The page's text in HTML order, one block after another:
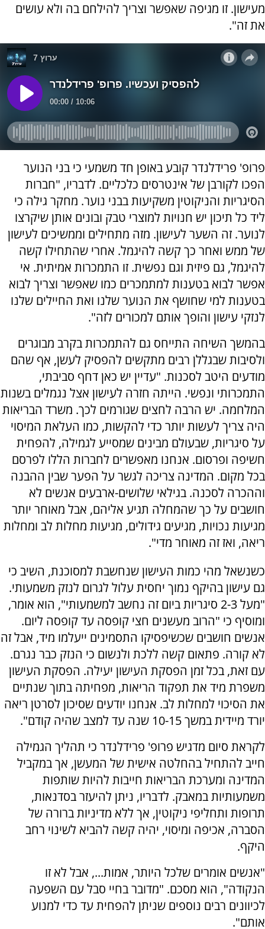
מעישון. זו מגיפה שאפשר וצריך להילחם בה ולא עושים
את זה".
פרופ' פרידלנדר קובע באופן חד משמעי כי בני הנוער
הפכו לקורבן של אינטרסים כלכליים. לדבריו, "חברות
הסיגריות והניקוטין משקיעות בבני נוער. מחקר גילה כי
ליד כל תיכון יש חנויות למוצרי טבק ובונים אותן שיקרצו
לנוער. זה השער לעישון. מזה מתחילים וממשיכים לעישון
של ממש ואחר כך קשה להיגמל. אחרי שהתחילו קשה
להיגמל, גם פיזית וגם נפשית. זו התמכרות אמיתית. אי
אפשר לבוא בטענות למתמכרים כמו שאפשר וצריך לבוא
בטענות למי שחושף את הנוער שלנו ואת החיילים שלנו
לנזקי עישון והופך אותם למכורים לזה".
בהמשך השיחה התייחס גם להתמכרות בקרב מבוגרים
ולסיבות שבגללן רבים מתקשים להפסיק לעשן, אף שהם
מודעים היטב לסכנות. "עדיין יש כאן דחף סביבתי,
התמכרותי ונפשי. הייתה חזרה לעישון אצל נגמלים בשנות
המלחמה. יש הרבה לחצים שגורמים לכך. משרד הבריאות
היה צריך לעשות יותר כדי להקשות, כמו העלאת המיסוי
על סיגריות, שבעולם מבינים שמסייע לגמילה, להפחית
חשיפה ופרסום. אנחנו מאפשרים לחברות הללו לפרסם
בכל מקום. המדינה צריכה לגשר על הפער שבין ההבנה
וההכרה לסכנה. בגילאי שלושים-ארבעים אנשים לא
חושבים על כך שהמחלה תגיע אליהם, אבל מאוחר יותר
מגיעות נכויות, מגיעים גידולים, מגיעות מחלות לב ומחלות
ריאה, ואז זה מאוחר מדי".
כשנשאל מהי כמות העישון שנחשבת למסוכנת, השיב כי
גם עישון בהיקף נמוך יחסית עלול לגרום לנזק משמעותי.
"מעל 2-3 סיגריות ביום זה נחשב למשמעותי", הוא אומר,
ומוסיף כי "הרוב מעשנים חצי קופסה עד קופסה ליום.
אנשים חושבים שכשיפסיקו התסמינים ייעלמו מיד, אבל זה
לא קורה. פתאום קשה ללכת ולנשום כי הנזק כבר נגרם.
עם זאת, בכל זמן הפסקת העישון יעילה. הפסקת העישון
משפרת מיד את תפקוד הריאות, מפחיתה בתוך שנתיים
את הסיכוי למחלות לב. אנחנו יודעים שסיכון לסרטן ריאה
יורד מיידית במשך 10-15 שנה עד למצב שהיה קודם".
לקראת סיום מדגיש פרופ' פרידלנדר כי תהליך הגמילה
חייב להתחיל בהחלטה אישית של המעשן, אך במקביל
המדינה ומערכת הבריאות חייבות להיות שותפות
משמעותיות במאבק. לדבריו, ניתן להיעזר בסדנאות,
תרופות ותחליפי ניקוטין, אך ללא מדיניות ברורה של
הסברה, אכיפה ומיסוי, יהיה קשה להביא לשינוי רחב
היקף.
"אנשים אומרים שלכל היותר, אמות..., אבל לא זו
הנקודה", הוא מסכם. "מדובר בחיי סבל עם השפעה
לכיוונים רבים נוספים שניתן להפחית עד כדי למנוע
אותם".